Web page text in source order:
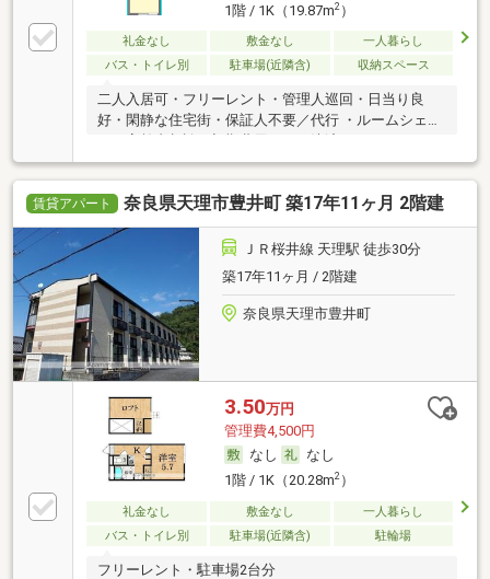
1階 / 1K（19.87m2）
礼金なし 敷金なし
一人暮らし
バス・トイレ別
駐車場(近隣含) 収納スペース
二人入居可・フリーレント・管理人巡回・日当り良
好・閑静な住宅街・保証人不要／代行 ・ルームシェア
賃貸アパート 奈良県天理市豊井町 築17年11ヶ月 2階建
ＪＲ桜井線 天理駅 徒歩30分
築17年11ヶ月 / 2階建
奈良県天理市豊井町
3.50万円
管理費4,500円
なし
なし
1階 / 1K（20.28m2）
礼金なし 敷金なし
一人暮らし
バス・トイレ別
駐車場(近隣含) 駐輪場
フリーレント・駐車場2台分